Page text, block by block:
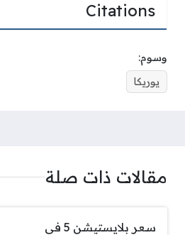
Citations
وسوم:
يوريكا
مقالات ذات صلة
سعر بلايستيشن 5 في